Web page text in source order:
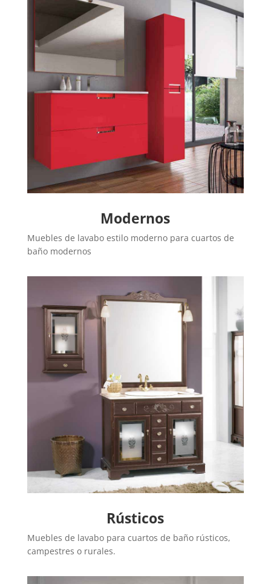
Modernos
Muebles de lavabo estilo moderno para cuartos de
baño modernos
Rústicos
Muebles de lavabo para cuartos de baño rústicos,
campestres o rurales.